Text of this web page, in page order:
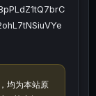
均为本站原